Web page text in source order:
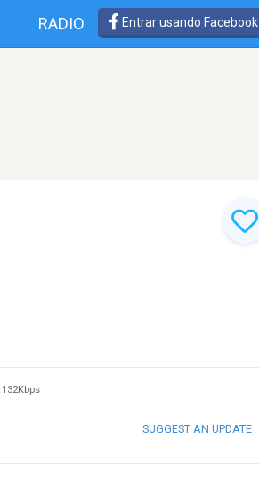
RADIO Entrar usando Facebook
132Kbps
SUGGEST AN UPDATE